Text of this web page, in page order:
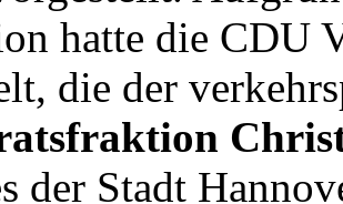
hatte die CDU
die der
der Stadt